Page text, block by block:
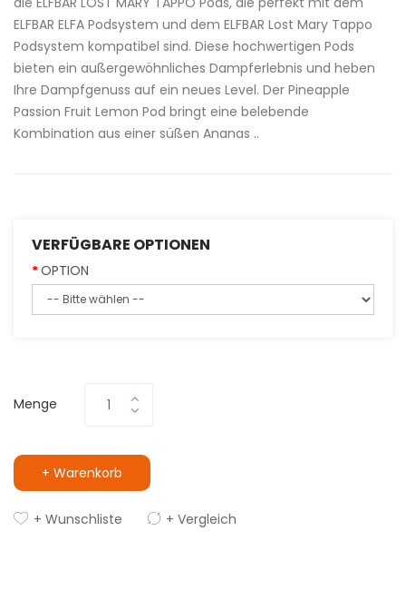
ELFBAR ELFA Podsystem und dem ELFBAR Lost Mary Tappo
Podsystem kompatibel sind. Diese hochwertigen Pods
bieten ein außergewöhnliches Dampferlebnis und heben
Ihre Dampfgenuss auf ein neues Level. Der Pineapple
Passion Fruit Lemon Pod bringt eine belebende
Kombination aus einer süßen Ananas ..
VERFÜGBARE OPTIONEN
OPTION
Menge
+ Warenkorb
+ Wunschliste + Vergleich